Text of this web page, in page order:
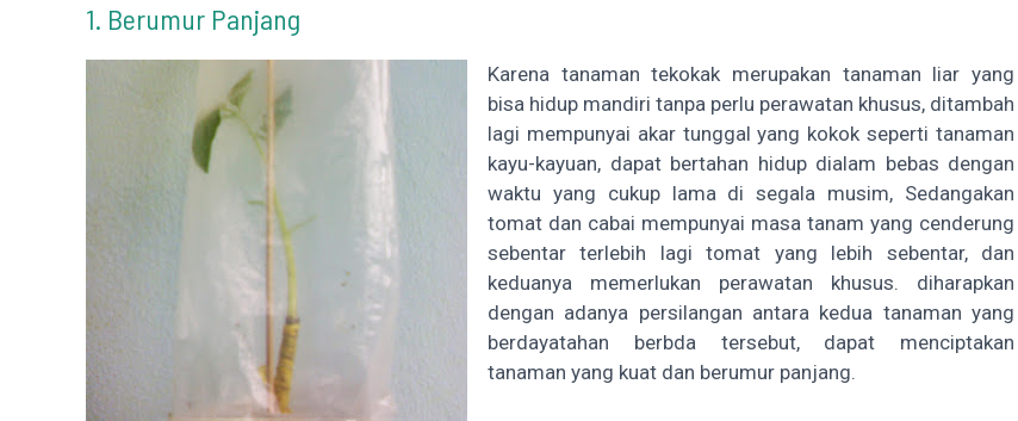
1. Berumur Panjang
Karena tanaman tekokak merupakan tanaman liar yang
bisa hidup mandiri tanpa perlu perawatan khusus, ditambah
lagi mempunyai akar tunggal yang kokok seperti tanaman
kayu-kayuan, dapat bertahan hidup dialam bebas dengan
waktu yang cukup lama di segala musim, Sedangakan
tomat dan cabai mempunyai masa tanam yang cenderung
sebentar terlebih lagi tomat yang lebih sebentar, dan
keduanya memerlukan perawatan khusus. diharapkan
dengan adanya persilangan antara kedua tanaman yang
berdayatahan berbda tersebut, dapat menciptakan
tanaman yang kuat dan berumur panjang.